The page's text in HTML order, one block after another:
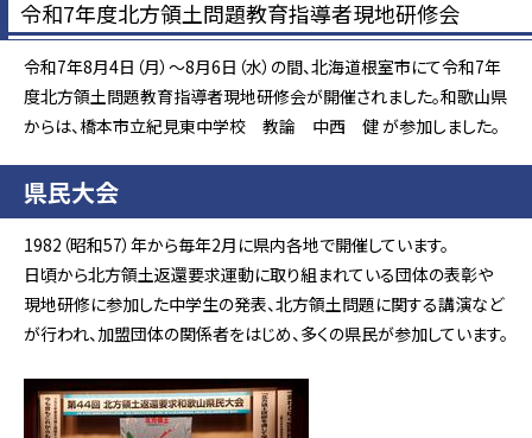
令和7年度北方領土問題教育指導者現地研修会
令和7年8月4日（月）～8月6日（水）の間、北海道根室市にて令和7年
度北方領土問題教育指導者現地研修会が開催されました。和歌山県
からは、橋本市立紀見東中学校 教論 中西 健 が参加しました。
県民大会
1982（昭和57）年から毎年2月に県内各地で開催しています。
日頃から北方領土返還要求運動に取り組まれている団体の表彰や
現地研修に参加した中学生の発表、北方領土問題に関する講演など
が行われ、加盟団体の関係者をはじめ、多くの県民が参加しています。